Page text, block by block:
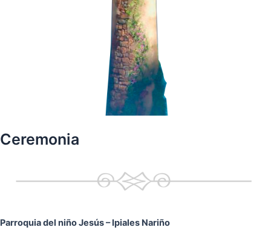
Ceremonia
Parroquia del niño Jesús– Ipiales Nariño